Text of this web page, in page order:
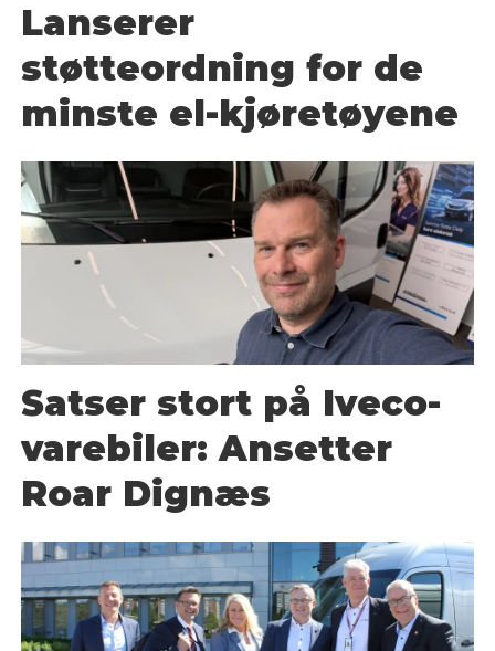
Lanserer
støtteordning for de
minste el-kjøretøyene
Satser stort på Iveco-
varebiler: Ansetter
Roar Dignæs